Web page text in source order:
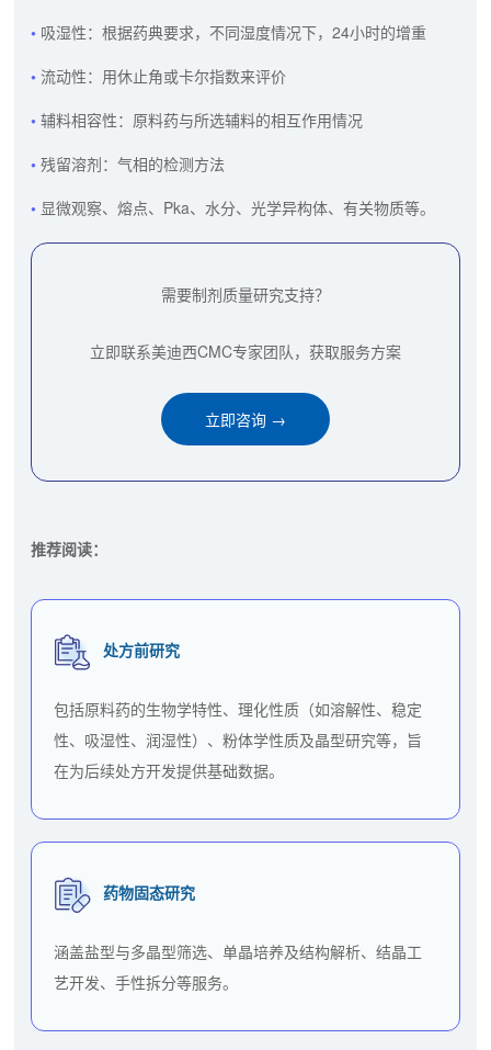
吸湿性：根据药典要求，不同湿度情况下，24小时的增重
流动性：用休止角或卡尔指数来评价
辅料相容性：原料药与所选辅料的相互作用情况
残留溶剂：气相的检测方法
显微观察、熔点、Pka、水分、光学异构体、有关物质等。
需要制剂质量研究支持？
立即联系美迪西CMC专家团队，获取服务方案
立即咨询 →
推荐阅读：
处方前研究
包括原料药的生物学特性、理化性质（如溶解性、稳定
性、吸湿性、润湿性）、粉体学性质及晶型研究等，旨
在为后续处方开发提供基础数据。
药物固态研究
涵盖盐型与多晶型筛选、单晶培养及结构解析、结晶工
艺开发、手性拆分等服务。